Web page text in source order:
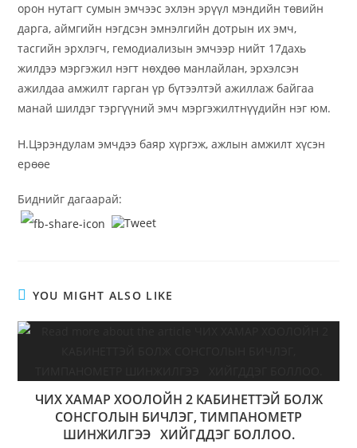
орон нутагт сумын эмчээс эхлэн эрүүл мэндийн төвийн
дарга, аймгийн нэгдсэн эмнэлгийн дотрын их эмч,
тасгийн эрхлэгч, гемодиализын эмчээр нийт 17дахь
жилдээ мэргэжил нэгт нөхдөө манлайлан, эрхэлсэн
ажилдаа амжилт гарган үр бүтээлтэй ажиллаж байгаа
манай шилдэг тэргүүний эмч мэргэжилтнүүдийн нэг юм.
Н.Цэрэндулам эмчдээ баяр хүргэж, ажлын амжилт хүсэн
ерөөе
Биднийг дагаарай:
YOU MIGHT ALSO LIKE
ЧИХ ХАМАР ХООЛОЙН 2 КАБИНЕТТЭЙ БОЛЖ
СОНСГОЛЫН БИЧЛЭГ, ТИМПАНОМЕТР
ШИНЖИЛГЭЭ ХИЙГДДЭГ БОЛЛОО.